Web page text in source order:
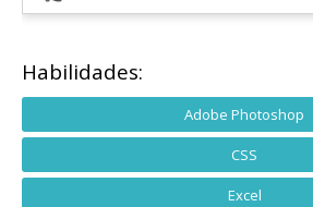
Habilidades:
Adobe Photoshop
CSS
Excel